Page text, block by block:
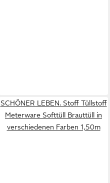
SCHÖNER LEBEN. Stoff Tüllstoff
Meterware Softtüll Brauttüll in
verschiedenen Farben 1,50m